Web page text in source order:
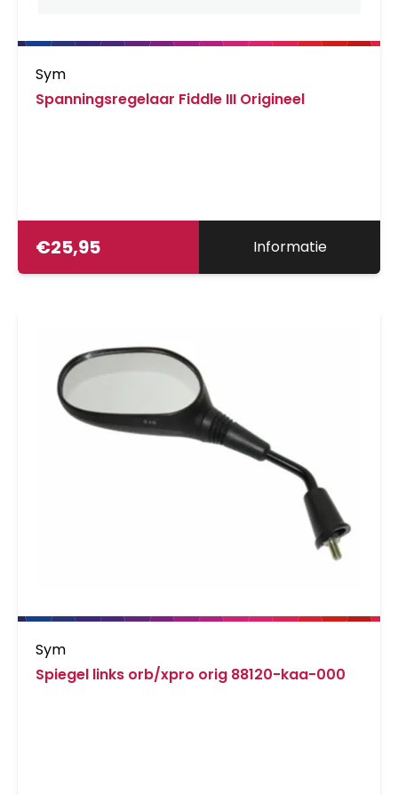
Sym
Spanningsregelaar Fiddle III Origineel
€25,95 Informatie
Sym
Spiegel links orb/xpro orig 88120-kaa-000